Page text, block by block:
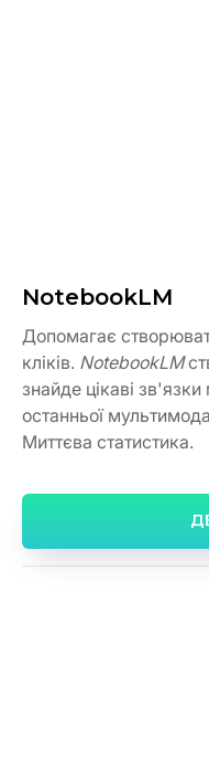
NotebookLM
Допомагає
кліків. NotebookLM
знайде цікаві
останньої
Миттєва статистика.